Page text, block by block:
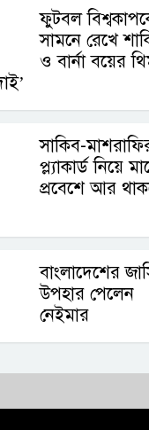
ফুটবল
সামনে রেখে
ও বার্না বয়ের
সাকিব-
প্ল্যাকার্ড নিয়ে
প্রবেশে আর
বাংলাদেশের
উপহার পেলেন
নেইমার